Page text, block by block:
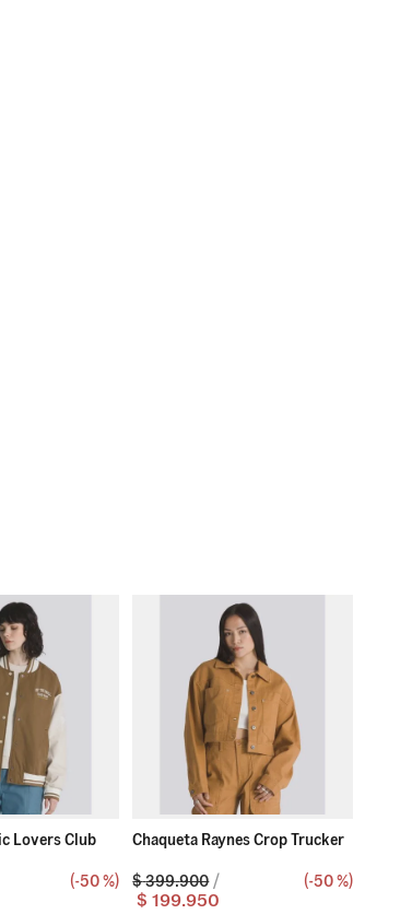
Lovers Club
(-50 %)
Chaqueta Raynes Crop Trucker
$399.900
$ 199.950
(-50 %)